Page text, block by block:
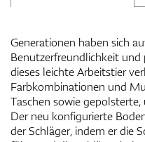
Generationen haben sich
Benutzerfreundlichkeit
dieses leichte Arbeitstier
Farbkombinationen und
Taschen sowie
Der neu konfigurierte
der Schläger, indem er die